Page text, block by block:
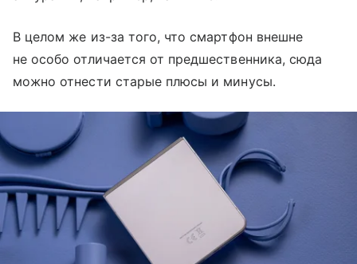
В целом же из-за того, что смартфон внешне
не особо отличается от предшественника, сюда
можно отнести старые плюсы и минусы.